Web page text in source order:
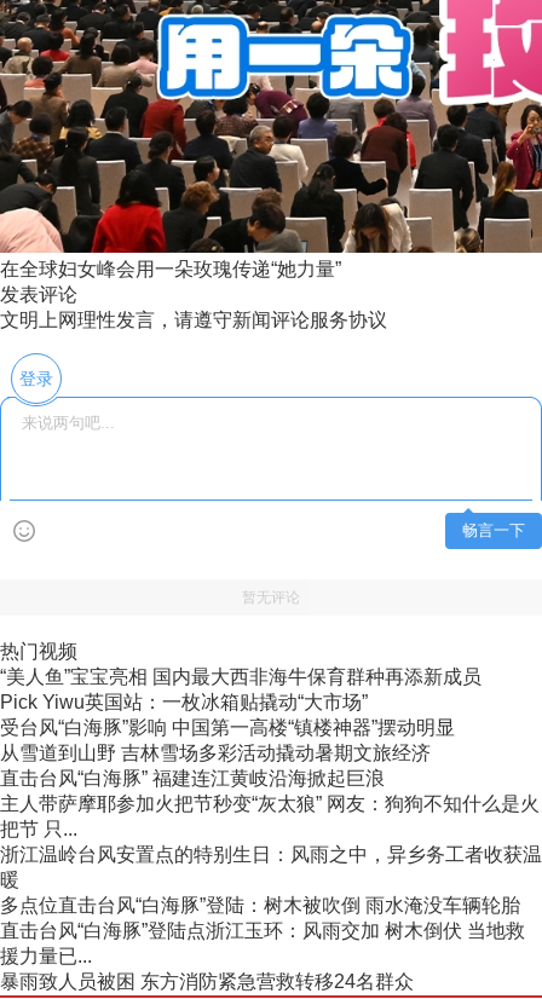
在全球妇女峰会用一朵玫瑰传递“她力量”
发表评论
文明上网理性发言，请遵守新闻评论服务协议
登录
畅言一下
暂无评论
热门视频
“美人鱼”宝宝亮相 国内最大西非海牛保育群种再添新成员
Pick Yiwu英国站：一枚冰箱贴撬动“大市场”
受台风“白海豚”影响 中国第一高楼“镇楼神器”摆动明显
从雪道到山野 吉林雪场多彩活动撬动暑期文旅经济
直击台风“白海豚” 福建连江黄岐沿海掀起巨浪
主人带萨摩耶参加火把节秒变“灰太狼” 网友：狗狗不知什么是火
把节 只...
浙江温岭台风安置点的特别生日：风雨之中，异乡务工者收获温
暖
多点位直击台风“白海豚”登陆：树木被吹倒 雨水淹没车辆轮胎
直击台风“白海豚”登陆点浙江玉环：风雨交加 树木倒伏 当地救
援力量已...
暴雨致人员被困 东方消防紧急营救转移24名群众